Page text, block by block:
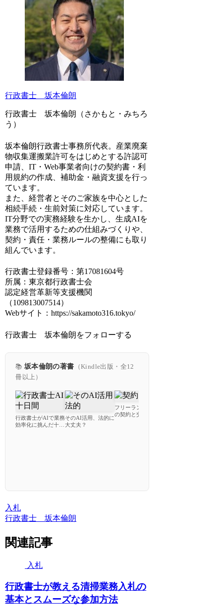
行政書士 坂本倫朗
行政書士 坂本倫朗（さかもと・みちろ
う）
坂本倫朗行政書士事務所代表。産業廃棄
物収集運搬業許可をはじめとする許認可
申請、IT・Web事業者向けの契約書・利
用規約の作成、補助金・融資支援を行っ
ています。
また、経営者とそのご家族を中心とした
相続手続・生前対策に対応しています。
IT分野での実務経験を生かし、生成AIを
業務で活用するための仕組みづくりや、
契約・責任・業務ルールの整備にも取り
組んでいます。
行政書士登録番号：第17081604号
所属：東京都行政書士会
認定経営革新等支援機関
（109813007514）
Webサイト：https://sakamoto316.tokyo/
行政書士 坂本倫朗をフォローする
📚 坂本倫朗の著書 （Kindle出版・全12
冊以上）
行政書士がAIで業務
効率化に挑んだ十日
そのAI活用、法的に
大丈夫？
フリーランスのため
の契約と交渉で失敗
入札
行政書士 坂本倫朗
関連記事
入札
行政書士が教える清掃業務入札の
基本とスムーズな参加方法